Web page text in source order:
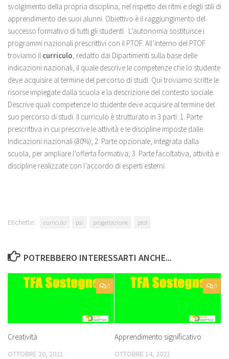
svolgimento della propria disciplina, nel rispetto dei ritmi e degli stili di
apprendimento dei suoi alunni. Obiettivo è il raggiungimento del
successo formativo di tutti gli studenti. L’autonomia sostituisce i
programmi nazionali prescrittivi con il PTOF. All’interno del PTOF
troviamo il curriculo, redatto dai Dipartimenti sulla base delle
indicazioni nazionali, il quale descrive le competenze che lo studente
deve acquisire al termine del percorso di studi. Qui troviamo scritte le
risorse impiegate dalla scuola e la descrizione del contesto sociale.
Descrive quali competenze lo studente deve acquisire al termine del
suo percorso di studi. Il curriculo è strutturato in 3 parti: 1. Parte
prescrittiva in cui prescrive le attività e le discipline imposte dalle
Indicazioni nazionali (80%); 2. Parte opzionale, integrata dalla
scuola, per ampliare l’offerta formativa; 3. Parte facoltativa, attività e
discipline realizzate con l’accordo di esperti esterni.
Etichette: curriculo pai progettazione ptof
POTREBBERO INTERESSARTI ANCHE...
0
Creatività
OTTOBRE 20, 2021
0
Apprendimento significativo
OTTOBRE 14, 2021